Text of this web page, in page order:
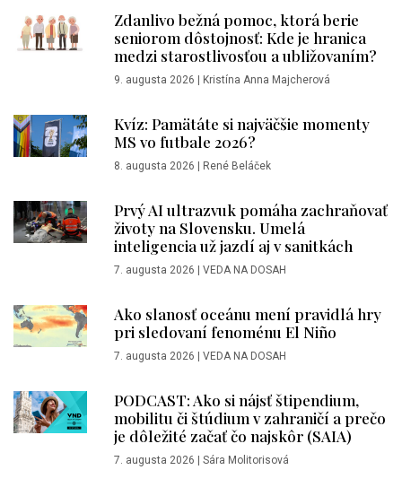
Zdanlivo bežná pomoc, ktorá berie
seniorom dôstojnosť: Kde je hranica
medzi starostlivosťou a ubližovaním?
9. augusta 2026 Kristína Anna Majcherová
Kvíz: Pamätáte si najväčšie momenty
MS vo futbale 2026?
8. augusta 2026 René Beláček
Prvý AI ultrazvuk pomáha zachraňovať
životy na Slovensku. Umelá
inteligencia už jazdí aj v sanitkách
7. augusta 2026 VEDA NA DOSAH
Ako slanosť oceánu mení pravidlá hry
pri sledovaní fenoménu El Niño
7. augusta 2026 VEDA NA DOSAH
PODCAST: Ako si nájsť štipendium,
mobilitu či štúdium v zahraničí a prečo
je dôležité začať čo najskôr (SAIA)
7. augusta 2026 Sára Molitorisová